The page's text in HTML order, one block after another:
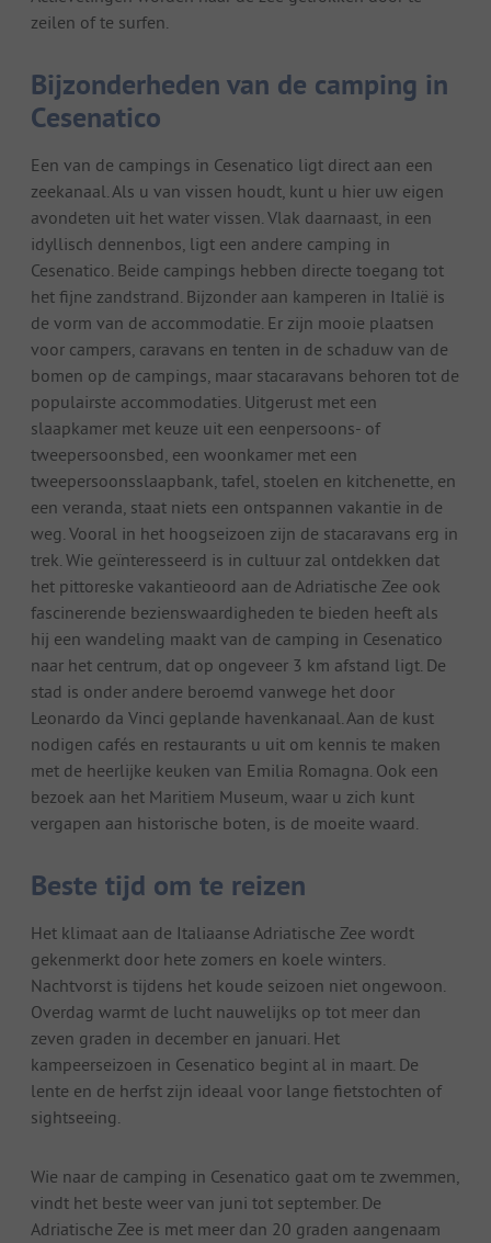
zeilen of te surfen.
Bijzonderheden van de camping in
Cesenatico
Een van de campings in Cesenatico ligt direct aan een
zeekanaal. Als u van vissen houdt, kunt u hier uw eigen
avondeten uit het water vissen. Vlak daarnaast, in een
idyllisch dennenbos, ligt een andere camping in
Cesenatico. Beide campings hebben directe toegang tot
het fijne zandstrand. Bijzonder aan kamperen in Italië is
de vorm van de accommodatie. Er zijn mooie plaatsen
voor campers, caravans en tenten in de schaduw van de
bomen op de campings, maar stacaravans behoren tot de
populairste accommodaties. Uitgerust met een
slaapkamer met keuze uit een eenpersoons- of
tweepersoonsbed, een woonkamer met een
tweepersoonsslaapbank, tafel, stoelen en kitchenette, en
een veranda, staat niets een ontspannen vakantie in de
weg. Vooral in het hoogseizoen zijn de stacaravans erg in
trek. Wie geïnteresseerd is in cultuur zal ontdekken dat
het pittoreske vakantieoord aan de Adriatische Zee ook
fascinerende bezienswaardigheden te bieden heeft als
hij een wandeling maakt van de camping in Cesenatico
naar het centrum, dat op ongeveer 3 km afstand ligt. De
stad is onder andere beroemd vanwege het door
Leonardo da Vinci geplande havenkanaal. Aan de kust
nodigen cafés en restaurants u uit om kennis te maken
met de heerlijke keuken van Emilia Romagna. Ook een
bezoek aan het Maritiem Museum, waar u zich kunt
vergapen aan historische boten, is de moeite waard.
Beste tijd om te reizen
Het klimaat aan de Italiaanse Adriatische Zee wordt
gekenmerkt door hete zomers en koele winters.
Nachtvorst is tijdens het koude seizoen niet ongewoon.
Overdag warmt de lucht nauwelijks op tot meer dan
zeven graden in december en januari. Het
kampeerseizoen in Cesenatico begint al in maart. De
lente en de herfst zijn ideaal voor lange fietstochten of
sightseeing.
Wie naar de camping in Cesenatico gaat om te zwemmen,
vindt het beste weer van juni tot september. De
Adriatische Zee is met meer dan 20 graden aangenaam